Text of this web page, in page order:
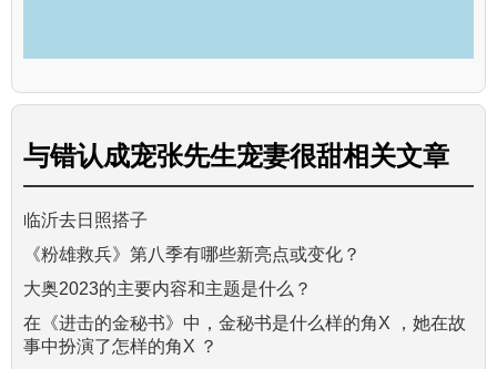
与错认成宠张先生宠妻很甜相关文章
临沂去日照搭子
《粉雄救兵》第八季有哪些新亮点或变化？
大奥2023的主要内容和主题是什么？
在《进击的金秘书》中，金秘书是什么样的角X ，她在故
事中扮演了怎样的角X ？